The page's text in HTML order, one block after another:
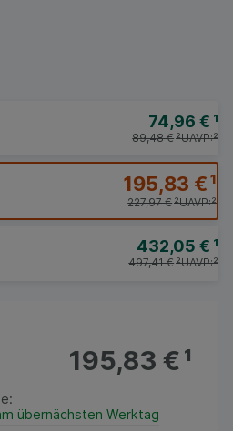
74,96 € ¹
UAVP:²
89,48 €²
195,83 €¹
UAVP:²
227,97 €²
432,05 € ¹
UAVP:²
497,41 €²
195,83 €¹
:
übernächsten Werktag